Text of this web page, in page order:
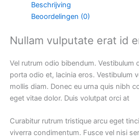
Beschrijving
Beoordelingen (0)
Nullam vulputate erat id
Vel rutrum odio bibendum. Vestibulum
porta odio et, lacinia eros. Vestibulum
mollis diam. Donec eu urna quis nibh
eget vitae dolor. Duis volutpat orci at
Curabitur rutrum tristique arcu eget
viverra condimentum. Fusce vel nisi